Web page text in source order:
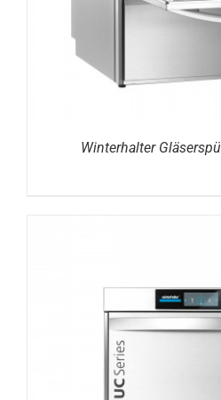
Winterhalter